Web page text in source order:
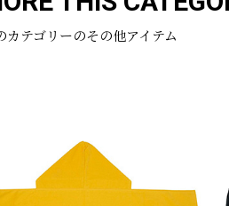
カテゴリーのその他アイテム